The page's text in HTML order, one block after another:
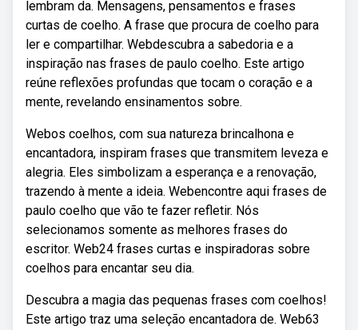
lembram da. Mensagens, pensamentos e frases
curtas de coelho. A frase que procura de coelho para
ler e compartilhar. Webdescubra a sabedoria e a
inspiração nas frases de paulo coelho. Este artigo
reúne reflexões profundas que tocam o coração e a
mente, revelando ensinamentos sobre.
Webos coelhos, com sua natureza brincalhona e
encantadora, inspiram frases que transmitem leveza e
alegria. Eles simbolizam a esperança e a renovação,
trazendo à mente a ideia. Webencontre aqui frases de
paulo coelho que vão te fazer refletir. Nós
selecionamos somente as melhores frases do
escritor. Web24 frases curtas e inspiradoras sobre
coelhos para encantar seu dia.
Descubra a magia das pequenas frases com coelhos!
Este artigo traz uma seleção encantadora de. Web63